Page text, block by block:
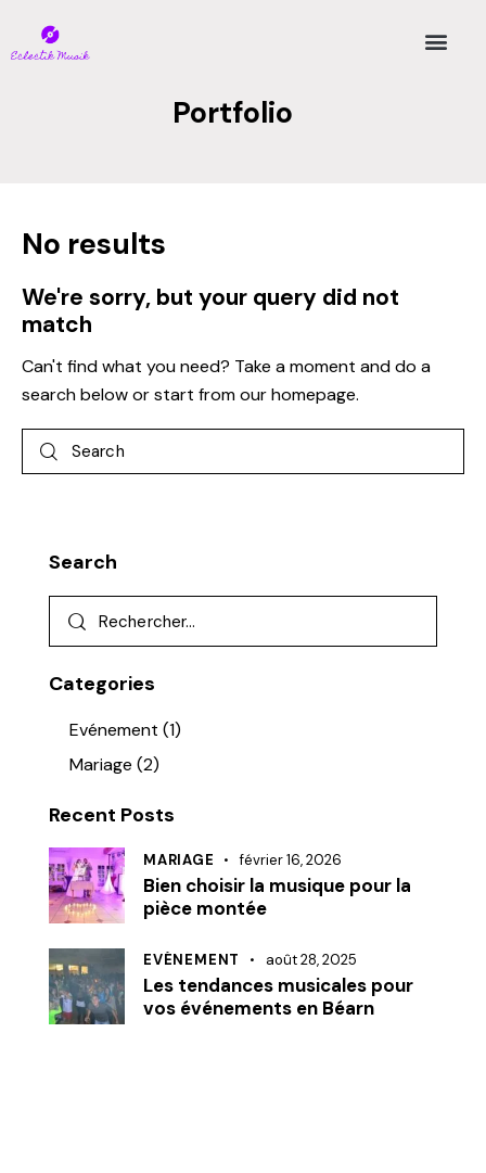
Portfolio
No results
We're sorry, but your query did not
match
Can't find what you need? Take a moment and do a
search below or start fromour homepage.
Search
Categories
Evénement (1)
Mariage (2)
Recent Posts
MARIAGE février 16, 2026
Bien choisir la musique pour la
pièce montée
EVÉNEMENT août 28, 2025
Les tendances musicales pour
vos événements en Béarn